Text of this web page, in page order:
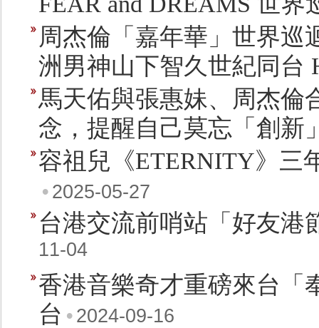
周杰倫「嘉年華」世界巡
洲男神山下智久世紀同台
馬天佑與張惠妹、周杰倫
念，提醒自己莫忘「創新
容祖兒《ETERNITY》三
• 2025-05-27
台港交流前哨站「好友港
11-04
香港音樂奇才重磅來台「
台 • 2024-09-16